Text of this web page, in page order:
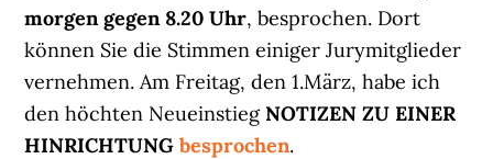
morgen gegen 8.20 Uhr, besprochen. Dort
können Sie die Stimmen einiger Jurymitglieder
vernehmen. Am Freitag, den 1.März, habe ich
den höchten NeueinstiegNOTIZEN ZU EINER
HINRICHTUNG besprochen.